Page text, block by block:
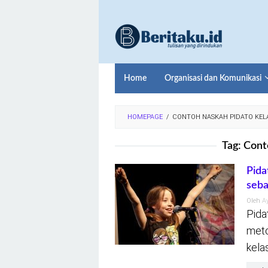
konten
Home Organisasi dan Komunikasi
HOMEPAGE / CONTOH NASKAH PIDATO
Tag:
Oleh